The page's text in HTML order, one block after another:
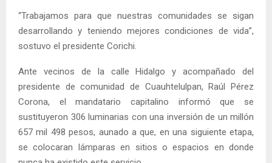
“Trabajamos para que nuestras comunidades se sigan
desarrollando y teniendo mejores condiciones de vida”,
sostuvo el presidente Corichi.
Ante vecinos de la calle Hidalgo y acompañado del
presidente de comunidad de Cuauhtelulpan, Raúl Pérez
Corona, el mandatario capitalino informó que se
sustituyeron 306 luminarias con una inversión de un millón
657 mil 498 pesos, aunado a que, en una siguiente etapa,
se colocaran lámparas en sitios o espacios en donde